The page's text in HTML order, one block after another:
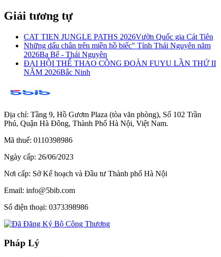
Giải tương tự
CAT TIEN JUNGLE PATHS 2026Vườn Quốc gia Cát Tiên
Những dấu chân trên miền hồ biếc" Tỉnh Thái Nguyên năm
2026Ba Bể - Thái Nguyên
ĐẠI HỘI THỂ THAO CÔNG ĐOÀN FUYU LẦN THỨ II
NĂM 2026Bắc Ninh
Địa chỉ: Tầng 9, Hồ Gươm Plaza (tòa văn phòng), Số 102 Trần
Phú, Quận Hà Đông, Thành Phố Hà Nội, Việt Nam.
Mã thuế: 0110398986
Ngày cấp: 26/06/2023
Nơi cấp: Sở Kế hoạch và Đầu tư Thành phố Hà Nội
Email: info@5bib.com
Số điện thoại: 0373398986
Pháp Lý